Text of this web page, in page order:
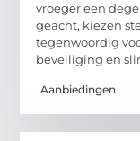
vroeger een
geacht, kiezen
tegenwoordig
beveiliging en
Aanbiedingen